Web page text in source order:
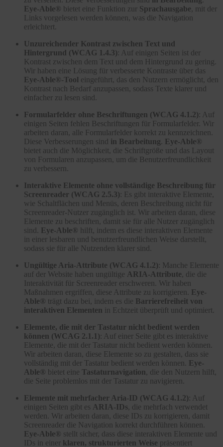
Eye-Able® bietet eine Funktion zur Sprachausgabe, mit der
Links vorgelesen werden können, was die Navigation
erleichtert.
Unzureichender Kontrast zwischen Text und
Hintergrund (WCAG 1.4.3): Auf einigen Seiten ist der
Kontrast zwischen dem Text und dem Hintergrund zu gering.
Wir haben eine Lösung für verbesserte Kontraste über das
Eye-Able®-Tool eingeführt, das den Nutzern ermöglicht, den
Kontrast nach Bedarf anzupassen, sodass Texte klarer und
einfacher zu lesen sind.
Formularfelder ohne Beschriftungen (WCAG 4.1.2): Auf
einigen Seiten fehlen Beschriftungen für Formularfelder. Wir
arbeiten daran, alle Formularfelder korrekt zu kennzeichnen.
Diese Verbesserungen sind in Bearbeitung Eye-Able®
bietet auch die Möglichkeit, die Schriftgröße und das Layout
von Formularen anzupassen, um die Benutzerfreundlichkeit
zu verbessern.
Interaktive Elemente ohne vollständige Beschreibung für
Screenreader (WCAG 2.5.3): Es gibt interaktive Elemente,
wie Schaltflächen und Menüs, deren Beschreibung nicht für
Screenreader-Nutzer zugänglich ist. Wir arbeiten daran, diese
Elemente zu beschriften, damit sie für alle Nutzer zugänglich
sind. Eye-Able® hilft, indem es diese interaktiven Elemente
in einer lesbaren und benutzerfreundlichen Weise darstellt,
sodass sie für alle Nutzenden klarer sind.
Ungültige Aria-Attribute (WCAG 4.1.2): Manche Elemente
auf der Website haben ungültige ARIA-Attribute, die die
Interaktivität für Screenreader erschweren. Wir haben
Maßnahmen ergriffen, diese Attribute zu korrigieren. Eye-
Able® trägt dazu bei, indem es die Barrierefreiheit von
interaktiven Elementen in Echtzeit überprüft und optimiert.
Elemente, die mit der Tastatur nicht bedient werden
können (WCAG 2.1.1): Auf einer Seite gibt es interaktive
Elemente, die mit der Tastatur nicht bedient werden können.
Wir arbeiten daran, diese Elemente so zu gestalten, dass sie
vollständig mit der Tastatur bedient werden können. Eye-
Able® bietet eine Tastaturnavigation, die den Nutzern hilft,
die Seite problemlos mit der Tastatur zu navigieren.
Elemente mit mehrfacher Aria-ID (WCAG 4.1.2): Auf
einigen Seiten gibt es ARIA-IDs, die mehrfach verwendet
werden. Wir arbeiten daran, diese IDs zu korrigieren, damit
Screenreader die Navigation korrekt durchführen können.
Eye-Able® stellt sicher, dass diese interaktiven Elemente und
IDs in einer klaren, strukturierten Weise präsentiert